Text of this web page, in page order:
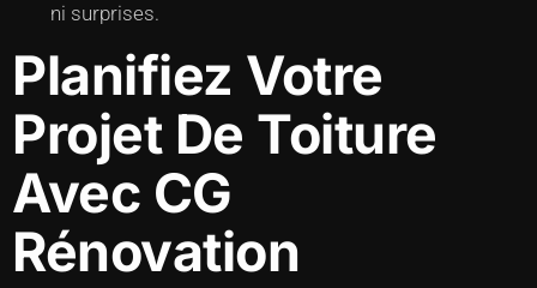
ni surprises.
Planifiez Votre
Projet De Toiture
Avec CG
Rénovation